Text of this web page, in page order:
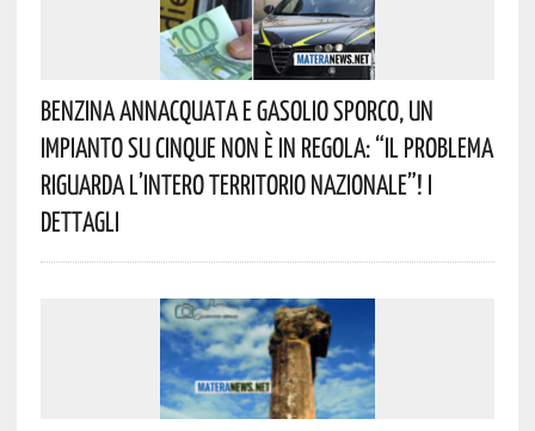
Benzina Annacquata E Gasolio Sporco, Un
Impianto Su Cinque Non È In Regola: “il Problema
Riguarda L’intero Territorio Nazionale”! I
Dettagli